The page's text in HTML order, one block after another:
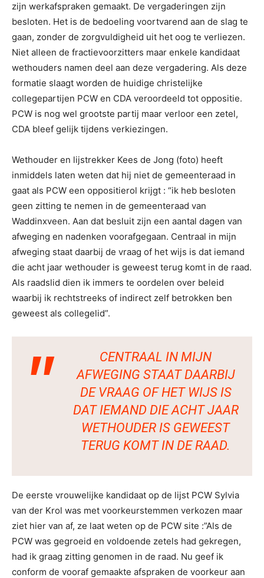
zijn werkafspraken gemaakt. De vergaderingen zijn
besloten. Het is de bedoeling voortvarend aan de slag te
gaan, zonder de zorgvuldigheid uit het oog te verliezen.
Niet alleen de fractievoorzitters maar enkele kandidaat
wethouders namen deel aan deze vergadering. Als deze
formatie slaagt worden de huidige christelijke
collegepartijen PCW en CDA veroordeeld tot oppositie.
PCW is nog wel grootste partij maar verloor een zetel,
CDA bleef gelijk tijdens verkiezingen.
Wethouder en lijstrekker Kees de Jong (foto) heeft
inmiddels laten weten dat hij niet de gemeenteraad in
gaat als PCW een oppositierol krijgt : “ik heb besloten
geen zitting te nemen in de gemeenteraad van
Waddinxveen. Aan dat besluit zijn een aantal dagen van
afweging en nadenken voorafgegaan. Centraal in mijn
afweging staat daarbij de vraag of het wijs is dat iemand
die acht jaar wethouder is geweest terug komt in de raad.
Als raadslid dien ik immers te oordelen over beleid
waarbij ik rechtstreeks of indirect zelf betrokken ben
geweest als collegelid”.
CENTRAAL IN MIJN
AFWEGING STAAT DAARBIJ
DE VRAAG OF HET WIJS IS
DAT IEMAND DIE ACHT JAAR
WETHOUDER IS GEWEEST
TERUG KOMT IN DE RAAD.
De eerste vrouwelijke kandidaat op de lijst PCW Sylvia
van der Krol was met voorkeurstemmen verkozen maar
ziet hier van af, ze laat weten op de PCW site :”Als de
PCW was gegroeid en voldoende zetels had gekregen,
had ik graag zitting genomen in de raad. Nu geef ik
conform de vooraf gemaakte afspraken de voorkeur aan